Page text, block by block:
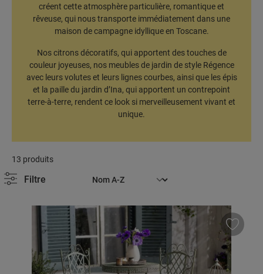
créent cette atmosphère particulière, romantique et
rêveuse, qui nous transporte immédiatement dans une
maison de campagne idyllique en Toscane.
Nos citrons décoratifs, qui apportent des touches de
couleur joyeuses, nos meubles de jardin de style Régence
avec leurs volutes et leurs lignes courbes, ainsi que les épis
et la paille du jardin d’Ina, qui apportent un contrepoint
terre-à-terre, rendent ce look si merveilleusement vivant et
unique.
13 produits
Filtre